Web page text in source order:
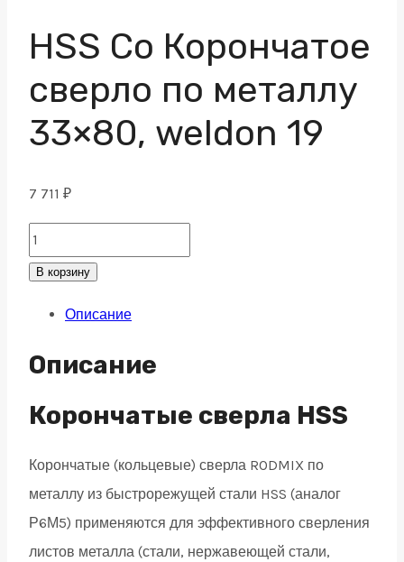
HSS Co Корончатое
сверло по металлу
33×80, weldon 19
7 711 ₽
HSS
Co
сверло
33x80,
19
quantity
В корзину
Описание
Описание
Корончатые сверла HSS
Корончатые (кольцевые) сверла RODMIX по
металлу из быстрорежущей стали HSS (аналог
Р6М5) применяются для эффективного сверления
листов металла (стали, нержавеющей стали,